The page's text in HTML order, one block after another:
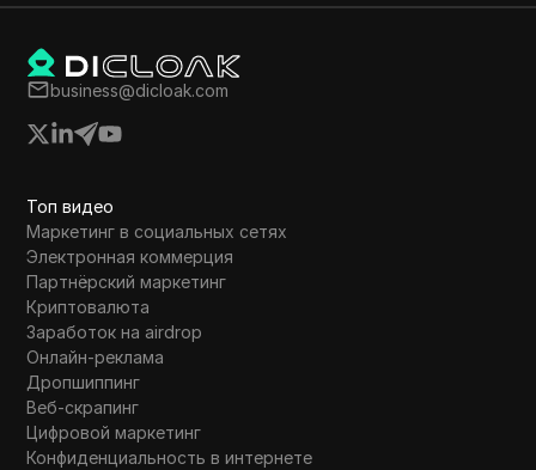
business@dicloak.com
Топ видео
Маркетинг в социальных сетях
Электронная коммерция
Партнёрский маркетинг
Криптовалюта
Заработок на airdrop
Онлайн-реклама
Дропшиппинг
Веб-скрапинг
Цифровой маркетинг
Конфиденциальность в интернете